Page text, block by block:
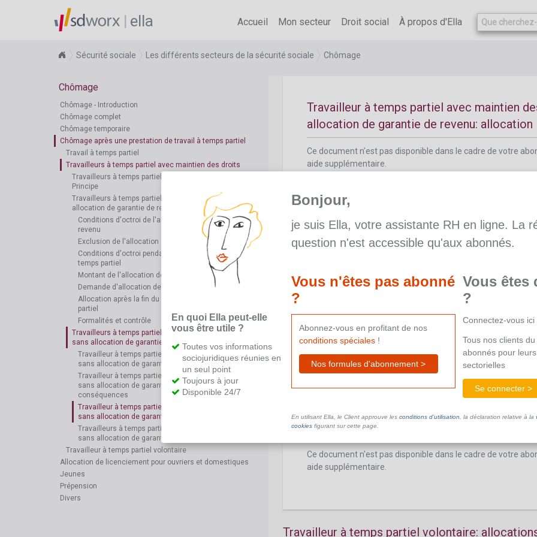
ella Accueil Mon secteur Droit social À propos d'Ella
Sécurité sociale Les différents secteurs de la sécurité sociale Chômage
Chômage
Chômage - Introduction
Chômage complet
Chômage temporaire
Chômage après une prestation de travail à temps partiel
Travail à temps partiel
Travailleurs à temps partiel avec maintien des droits
Travailleurs à temps partiel avec maintien des droits:
Principe
Travailleurs à temps partiel avec maintien des droits et
allocation de garantie de revenu
Conditions d'octroi de l'allocation de garantie de
revenu
Exclusion de l'allocation de garantie de revenu
Conditions d'octroi pendant le régime de travail à
temps partiel
Montant de l'allocation de garantie de revenu
Demande d'allocation de garantie de revenu
Allocation après la fin du contrat de travail à temps
partiel
Formalités et contrôle
Travailleurs à temps partiel avec maintien des droits,
sans allocation de garantie de revenu
Travailleur à temps partiel avec maintien des droits,
sans allocation de garantie de revenu: principe
Travailleur à temps partiel avec maintien des droits,
sans allocation de garantie de revenu:
conséquences
Travailleur à temps partiel avec maintien des droits,
sans allocation de garantie de revenu: allocation
Travailleurs à temps partiel avec maintien des droits,
sans allocation de garantie de revenu: formalités
Travailleur à temps partiel volontaire
Allocation de licenciement pour ouvriers et domestiques
Jeunes
Prépension
Divers
aide supplémentaire.
Travailleur à temps partiel avec maintien
allocation de garantie de revenu: allocation
Ce document n'est pas disponible dans le cadre de votre
aide supplémentaire.
Travailleurs à temps partiel avec maintien
Ce document n'est pas disponible dans le cadre de votre
Travailleur à temps partiel volontaire
Travailleur à temps partiel volontaire:
Ce document n'est pas disponible dans le cadre de votre
aide supplémentaire.
Travailleur à temps partiel volontaire:
En quoi Ella peut-elle
vous être utile ?
Toutes vos informations
sociojuridiques réunies en
un seul point
Toujours à jour
Disponible 24/7
Bonjour,
je suis Ella, votre assistante RH en ligne. La
question n'est accessible qu'aux abonnés.
Vous n'êtes pas abonné
?
Abonnez-vous en profitant de nos
conditions spéciales!
Nos formules d'abonnement >
Vous êtes
?
Connectez-vous
Tous nos clients
abonnés pour
sectorielles
Se connecter >
En utilisant Ella, le Client approuve les conditions d’utilisation , la déclaration relative à la
cookiesfigurant sur cette page.